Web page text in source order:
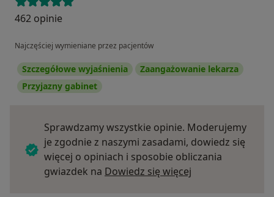
462 opinie
Najczęściej wymieniane przez pacjentów
Szczegółowe wyjaśnienia
Zaangażowanie lekarza
Przyjazny gabinet
Sprawdzamy wszystkie opinie. Moderujemy
je zgodnie z naszymi zasadami, dowiedz się
więcej o opiniach i sposobie obliczania
gwiazdek na Dowiedz się więcej